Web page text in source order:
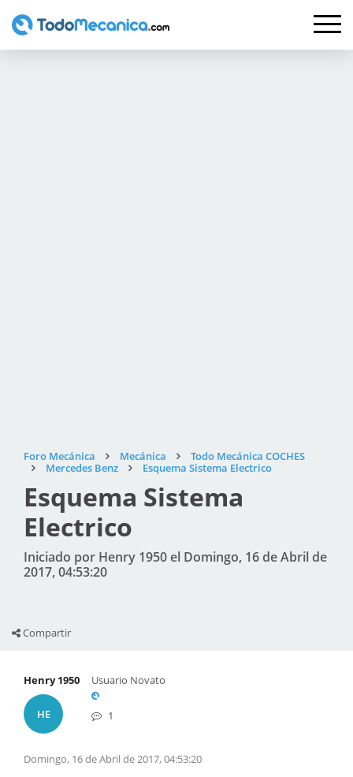
Foro Mecánica Mecánica
Todo Mecánica COCHES
Mercedes Benz
Esquema Sistema Electrico
Esquema Sistema
Electrico
Iniciado por Henry 1950 el Domingo, 16 de Abril de
2017, 04:53:20
Compartir
Henry 1950
HE
Usuario Novato
1
Domingo, 16 de Abril de 2017, 04:53:20